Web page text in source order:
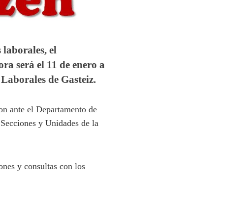
el
será el 11 de enero a
de Gasteiz.
ante el Departamento de
y Unidades de la
y consultas con los